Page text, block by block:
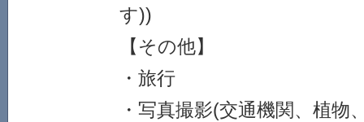
す))
【その他】
・旅行
・写真撮影(交通機関、植物